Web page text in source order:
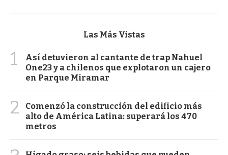
Las Más Vistas
1
Así detuvieron al cantante de trap Nahuel
One23 y a chilenos que explotaron un cajero
en Parque Miramar
2
Comenzó la construcción del edificio más
alto de América Latina: superará los 470
metros